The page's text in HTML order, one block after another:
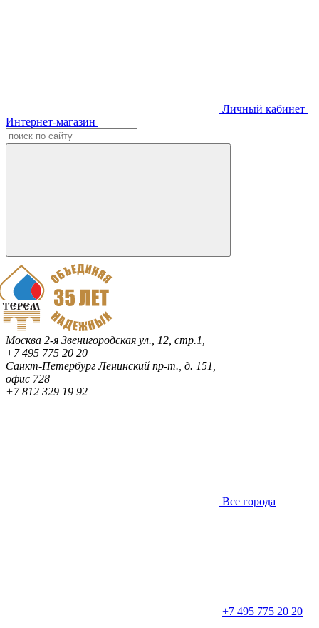
Личный кабинет
Интернет-магазин
Москва 2-я Звенигородская ул., 12, стр.1,
+7 495 775 20 20
Санкт-ПетербургЛенинский пр-т., д. 151,
офис 728
+7 812 329 19 92
Все города
+7 495 775 20 20